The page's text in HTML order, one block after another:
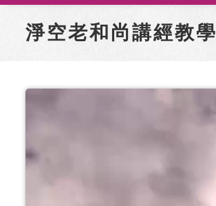
淨空老和尚講經教學